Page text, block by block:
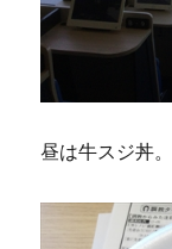
昼は牛スジ丼。